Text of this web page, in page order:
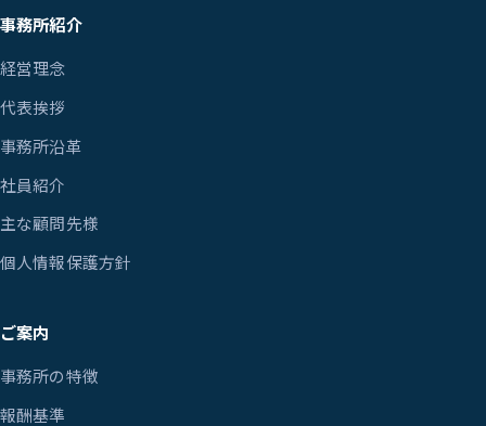
事務所紹介
経営理念
代表挨拶
事務所沿革
社員紹介
主な顧問先様
個人情報保護方針
ご案内
事務所の特徴
報酬基準